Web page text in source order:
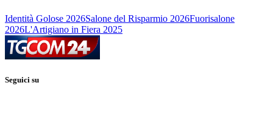
Identità Golose 2026Salone del Risparmio 2026Fuorisalone
2026L'Artigiano in Fiera 2025
Seguici su